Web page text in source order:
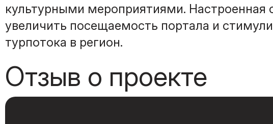
культурными мероприятиями. Настроенная
увеличить посещаемость портала и
турпотока в регион.
Отзыв о проекте